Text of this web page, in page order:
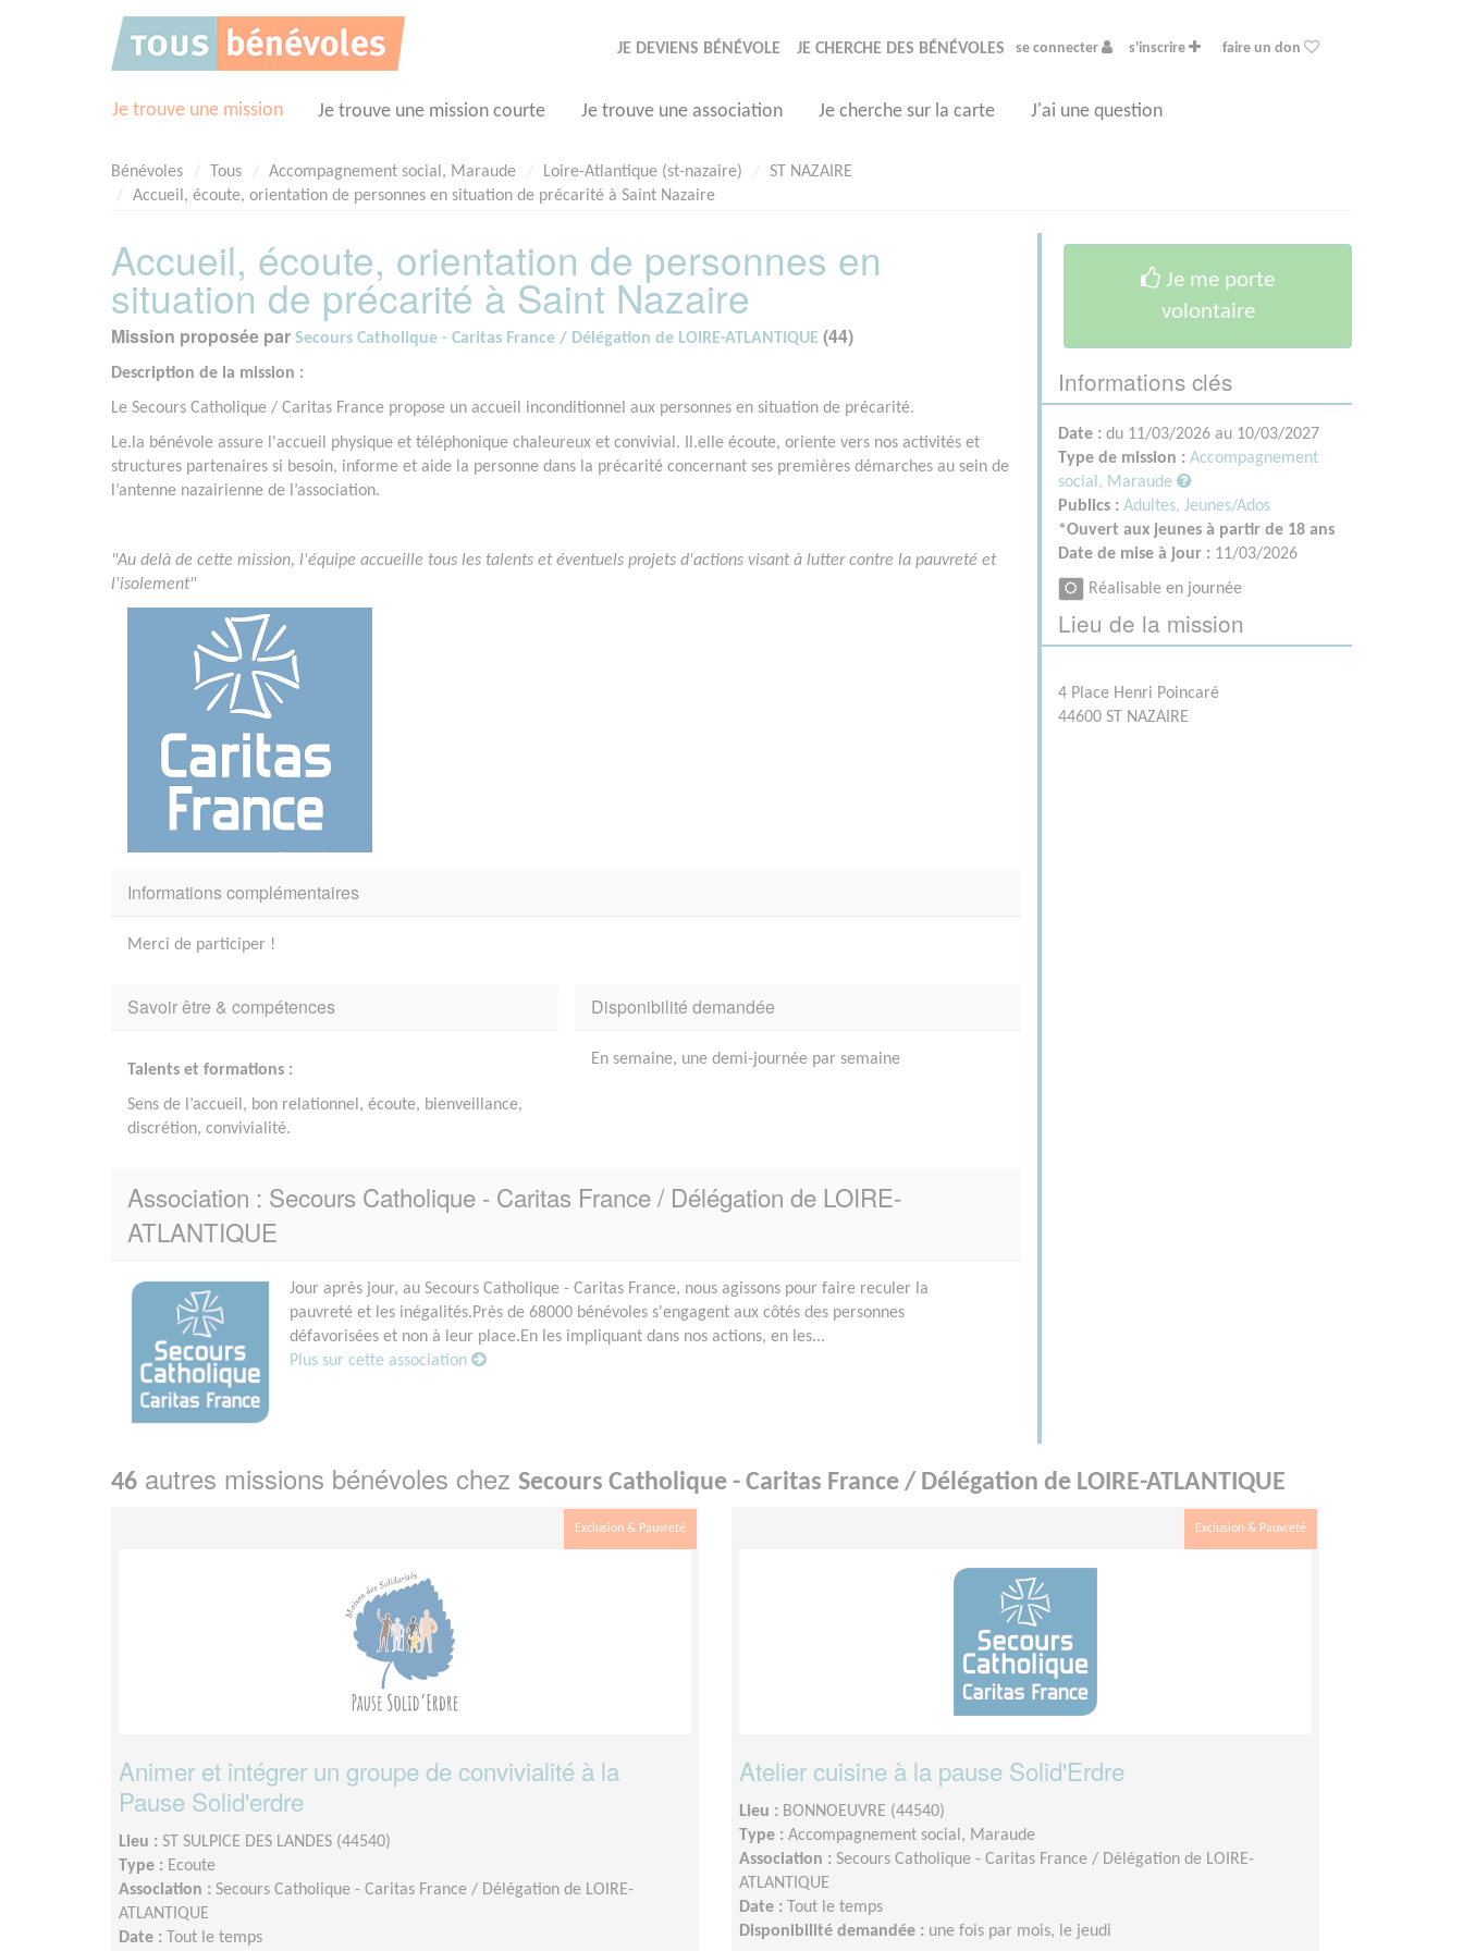
JE DEVIENS BÉNÉVOLE JE CHERCHE DES BÉNÉVOLES se connecter s'inscrire faire un don
Je trouve une mission Je trouve une mission courte Je trouve une association Je cherche sur la carte J'ai une question
Bénévoles Tous Accompagnement social, Maraude Loire-Atlantique (st-nazaire)
ST NAZAIRE
Accueil, écoute, orientation de personnes en situation de précarité à Saint Nazaire
Accueil, écoute, orientation de personnes en
situation de précarité à Saint Nazaire
Mission proposée par Secours Catholique - Caritas France / Délégation de LOIRE-ATLANTIQUE (44)
Description de la mission :
Le Secours Catholique / Caritas France propose un accueil inconditionnel aux personnes en situation de précarité.
Le.la bénévole assure l'accueil physique et téléphonique chaleureux et convivial. Il.elle écoute, oriente vers nos activités et
structures partenaires si besoin, informe et aide la personne dans la précarité concernant ses premières démarches au sein de
l’antenne nazairienne de l’association.
"Au delà de cette mission, l'équipe accueille tous les talents et éventuels projets d'actions visant à lutter contre la pauvreté et
l'isolement"
Informations complémentaires
Merci de participer !
Savoir être & compétences
Talents et formations :
Sens de l’accueil, bon relationnel, écoute, bienveillance,
discrétion, convivialité.
Disponibilité demandée
En semaine, une demi-journée par semaine
Association : Secours Catholique - Caritas France / Délégation de LOIRE-
ATLANTIQUE
Jour après jour, au Secours Catholique - Caritas France, nous agissons pour faire reculer la
pauvreté et les inégalités.Près de 68000 bénévoles s'engagent aux côtés des personnes
défavorisées et non à leur place.En les impliquant dans nos actions, en les...
Plus sur cette association
Je me porte
volontaire
Informations clés
Date : du 11/03/2026 au 10/03/2027
Type de mission : Accompagnement
social, Maraude
Publics : Adultes, Jeunes/Ados
*Ouvert aux jeunes à partir de 18 ans
Date de mise à jour : 11/03/2026
Réalisable en journée
Lieu de la mission
4 Place Henri Poincaré
44600 ST NAZAIRE
46 autres missions bénévoles chez Secours Catholique - Caritas France / Délégation de LOIRE-ATLANTIQUE
Exclusion & Pauvreté
Animer et intégrer un groupe de convivialité à la
Pause Solid'erdre
Lieu : ST SULPICE DES LANDES (44540)
Type : Ecoute
Association : Secours Catholique - Caritas France / Délégation de LOIRE-
ATLANTIQUE
Date : Tout le temps
Exclusion & Pauvreté
Atelier cuisine à la pause Solid'Erdre
Lieu : BONNOEUVRE (44540)
Type : Accompagnement social, Maraude
Association : Secours Catholique - Caritas France / Délégation de LOIRE-
ATLANTIQUE
Date : Tout le temps
Disponibilité demandée : une fois par mois, le jeudi